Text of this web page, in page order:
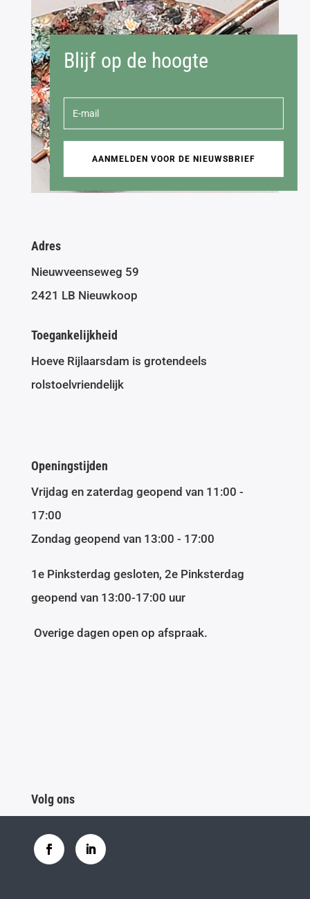
Blijf op de hoogte
AANMELDEN VOOR DE NIEUWSBRIEF
Adres
Nieuwveenseweg 59
2421 LB Nieuwkoop
Toegankelijkheid
Hoeve Rijlaarsdam is grotendeels
rolstoelvriendelijk
Openingstijden
Vrijdag en zaterdag geopend van 11:00 -
17:00
Zondag geopend van 13:00 - 17:00
1e Pinksterdag gesloten, 2e Pinksterdag
geopend van 13:00-17:00 uur
Overige dagen open op afspraak.
Volg ons